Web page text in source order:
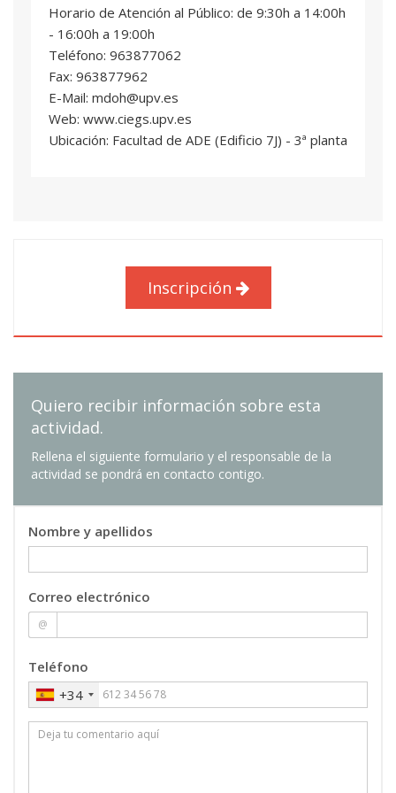
sector
David Vivas Consuelo
Universidad
05 INNOVACIÓN EN LA GESTIÓN Y
ORGANIZACIÓN DE HOSPITALES
Fernando Javier Simarro Mir
Isabel Barrachina Martínez: Profesor/a
Silvia Gonzalez De Julian: Profesor/a
07 GESTIÓN DE RECURSOS HUMANOS
4 ECTS
4 ECTS
Isabel Barrachina Martínez
Titular de Universidad
Fernando Javier Simarro Mir: Profesional del
sector
David Vivas Consuelo: Catedrático/a de
Universidad
09 TESINA FINAL DE MÁSTER
6 ECTS
10
BIG DATA ANALYTICS Y MACHINE
Horario de Atención al Público: de 9:30h a 14:00h
- 16:00h a 19:00h
Teléfono: 963877062
Fax: 963877962
E-Mail: mdoh@upv.es
Web: www.ciegs.upv.es
Ubicación: Facultad de ADE (Edificio 7J) - 3ª planta
Inscripción
Quiero recibir información sobre esta
actividad.
Rellena el siguiente formulario y el responsable de la
actividad se pondrá en contacto contigo.
Nombre y apellidos
Correo electrónico
@
Teléfono
+34